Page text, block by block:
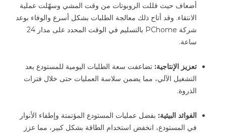
أضعاف حيث قللت الروبوتات من وقت المشي وسهّلت عملية
الانتقاء. وقد أتاح ذلك معالجة الطلبات بشكل أسرع والوفاء بوعد
شركة PChome بالتسليم في الوقت المحدد على مدار 24
ساعة.
تعزيز الإنتاجية: تضاعفت سعة الطلبات اليومية للمستودع بعد
التشغيل الآلي، مما يضمن سلاسة العمليات حتى خلال فترات
الذروة.
الفوائد البيئية: بفضل عمليات المستودع المؤتمتة وإطفاء الأنوار
في المستودع، انخفض استخدام الطاقة بشكل كبير، مما عزز